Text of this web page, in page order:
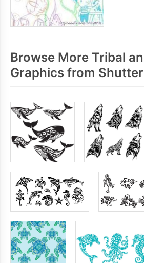
Browse More Tribal
Graphics from